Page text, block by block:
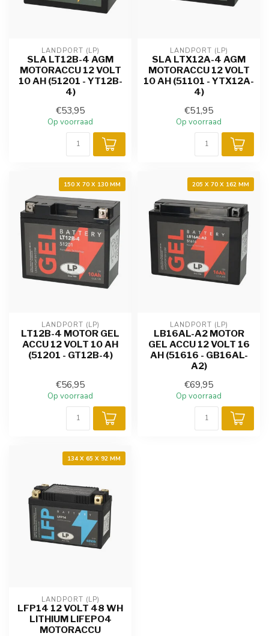
LANDPORT (LP)
SLA LT12B-4 AGM
MOTORACCU 12 VOLT
10 AH (51201 - YT12B-
4)
€53,95
Op voorraad
LANDPORT (LP)
SLA LTX12A-4 AGM
MOTORACCU 12 VOLT
10 AH (51101 - YTX12A-
4)
€51,95
Op voorraad
150 X 70 X 130 MM
LANDPORT (LP)
LT12B-4 MOTOR GEL
ACCU 12 VOLT 10 AH
(51201 - GT12B-4)
€56,95
Op voorraad
205 X 70 X 162 MM
LANDPORT (LP)
LB16AL-A2 MOTOR
GEL ACCU 12 VOLT 16
AH (51616 - GB16AL-
A2)
€69,95
Op voorraad
134 X 65 X 92 MM
LANDPORT (LP)
LFP14 12 VOLT 48 WH
LITHIUM LIFEPO4
MOTORACCU